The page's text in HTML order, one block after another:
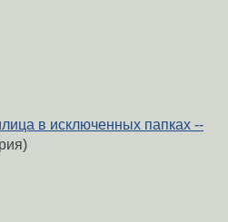
в исключенных папках --